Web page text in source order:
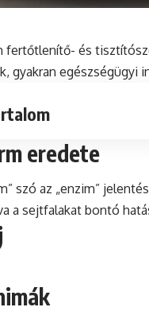
fertőtlenítő- és
gyakran egészségügyi
eredete
szó az „enzim”
a sejtfalakat bontó